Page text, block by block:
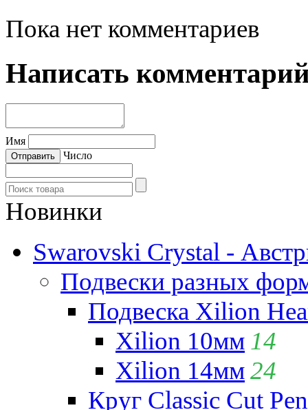
Пока нет комментариев
Написать
Имя
Число
Новинки
Swarovski Crystal -
Подвески разных
Подвеска Xilion
Xilion 10мм 14
Xilion 14мм24
Круг Classic Cut